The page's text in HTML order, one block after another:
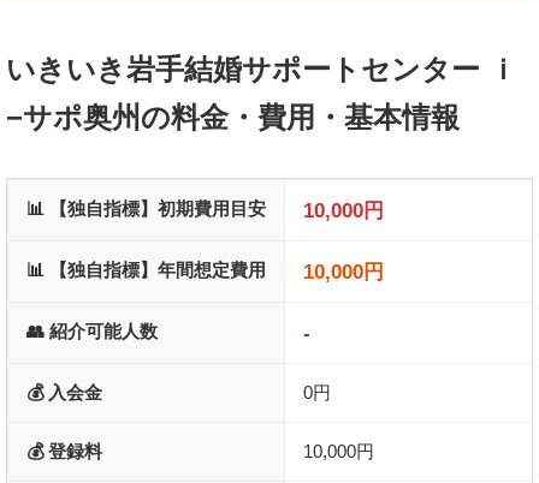
いきいき岩手結婚サポートセンター ｉ
−サポ奥州の料金・費用・基本情報
📊 【独自指標】初期費用目安 10,000円
📊 【独自指標】年間想定費用 10,000円
👥 紹介可能人数 -
💰 入会金 0円
💰 登録料 10,000円